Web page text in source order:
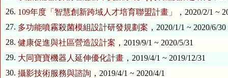
26. 109年度「智慧創新跨域人才培育聯盟計畫」
，2020/2/1 ~
27. 多功能噴霧殺菌模組設計研發規劃案 ，2020/1/1 ~ 2020/6/30
28. 健康促進與社區營造設計案 ，2019/9/1 ~ 2020/5/31
29. 大同寶寶機器人延伸優化計畫 ，2019/4/1 ~ 2019/12/31
30. 攝影技術服務與諮詢 ，2019/4/1 ~ 2020/4/1